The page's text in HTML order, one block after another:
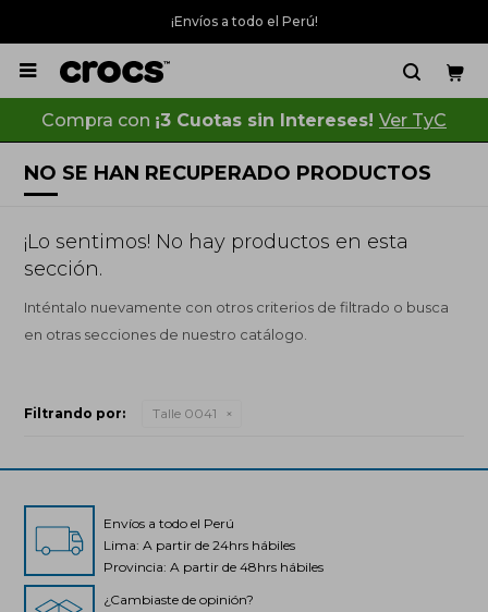
¡Envíos a todo el Perú!

Compra con ¡3 Cuotas sin Intereses! Ver TyC
NO SE HAN RECUPERADO PRODUCTOS
¡Lo sentimos! No hay productos en esta
sección.
Inténtalo nuevamente con otros criterios de filtrado o busca
en otras secciones de nuestro catálogo.
Filtrando por: Talle 0041
Envíos a todo el Perú
Lima: A partir de 24hrs hábiles
Provincia: A partir de 48hrs hábiles
¿Cambiaste de opinión?